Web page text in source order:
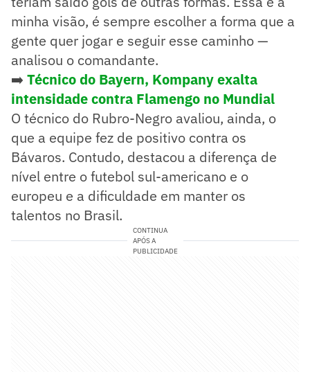
minha visão, é sempre escolher a forma que a
gente quer jogar e seguir esse caminho —
analisou o comandante.
➡️ Técnico do Bayern, Kompany exalta
intensidade contra Flamengo no Mundial
O técnico do Rubro-Negro avaliou, ainda, o
que a equipe fez de positivo contra os
Bávaros. Contudo, destacou a diferença de
nível entre o futebol sul-americano e o
europeu e a dificuldade em manter os
talentos no Brasil.
CONTINUA
APÓS A
PUBLICIDADE